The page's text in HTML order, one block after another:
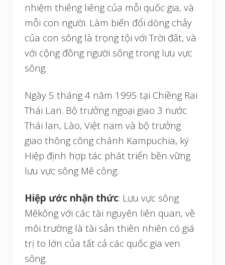
nhiệm thiêng liêng của mỗi quốc gia, và
mỗi con người. Làm biến đổi dòng chảy
của con sông là trọng tội với Trời đất, và
với cộng đồng người sống trong lưu vực
sông.
Ngày 5 tháng 4 năm 1995 tại Chiềng Rai
Thái Lan. Bộ trưởng ngoại giao 3 nước
Thái lan, Lào, Việt nam và bộ trưởng
giao thông công chánh Kampuchia, ký
Hiệp định hợp tác phát triển bền vững
lưu vực sông Mê công.
Hiệp ước nhận thức: Lưu vực sông
Mêkông với các tài nguyên liên quan, về
môi trường là tài sản thiên nhiên có giá
trị to lớn của tất cả các quốc gia ven
sông.